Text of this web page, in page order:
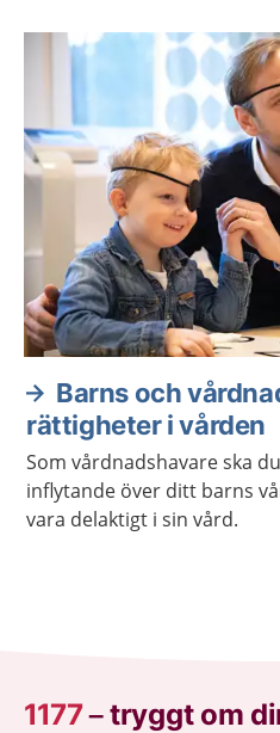
Barns och
rättigheter i vården
Som vårdnadshavare ska
inflytande över ditt barns
vara delaktigt i sin vård.
1177–tryggt om